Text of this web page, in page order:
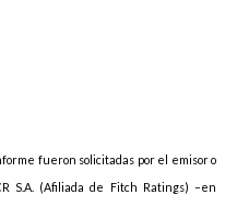
fueron solicitadas por el emisor o
S.A. (Afiliada de Fitch Ratings) –en